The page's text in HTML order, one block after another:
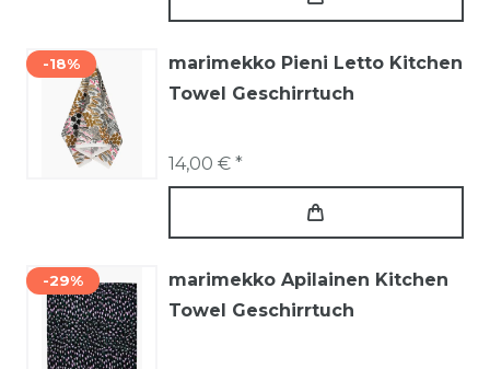
-18%
marimekko Pieni Letto Kitchen
Towel Geschirrtuch
14,00 € *
-29%
marimekko Apilainen Kitchen
Towel Geschirrtuch